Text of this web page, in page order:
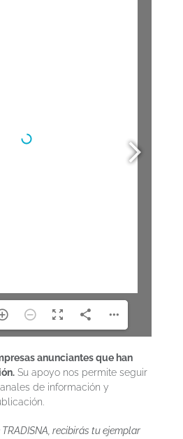
anunciantes que han
Su apoyo nos permite seguir
de información y
recibirás tu ejemplar